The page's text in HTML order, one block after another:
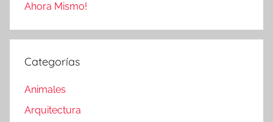
Ahora Mismo!
Categorías
Animales
Arquitectura